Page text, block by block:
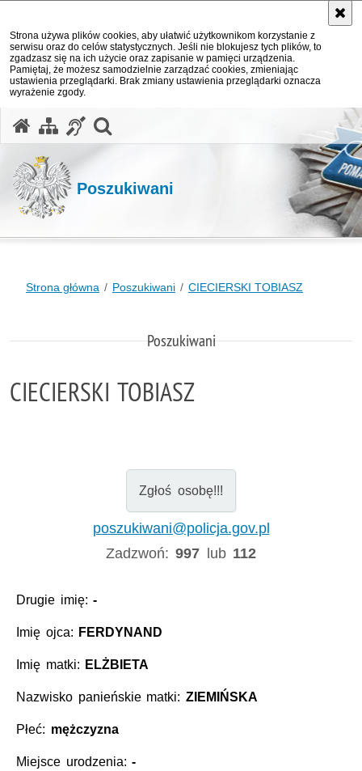
Strona używa plików cookies, aby ułatwić użytkownikom korzystanie z
serwisu oraz do celów statystycznych. Jeśli nie blokujesz tych plików, to
zgadzasz się na ich użycie oraz zapisanie w pamięci urządzenia.
Pamiętaj, że możesz samodzielnie zarządzać cookies, zmieniając
ustawienia przeglądarki. Brak zmiany ustawienia przeglądarki oznacza
wyrażenie zgody.
Poszukiwani
Strona główna Poszukiwani CIECIERSKI TOBIASZ
Poszukiwani
CIECIERSKI TOBIASZ
Zgłoś osobę!!!
poszukiwani@policja.gov.pl
Zadzwoń:997 lub 112
Drugie imię:-
Imię ojca: FERDYNAND
Imię matki: ELŻBIETA
Nazwisko panieńskie matki: ZIEMIŃSKA
Płeć: mężczyzna
Miejsce urodzenia:-